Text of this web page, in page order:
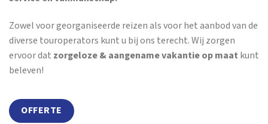
Zowel voor georganiseerde reizen als voor het aanbod van de
diverse touroperators kunt u bij ons terecht. Wij zorgen
ervoor dat zorgeloze & aangename vakantie op maat kunt
beleven!
OFFERTE